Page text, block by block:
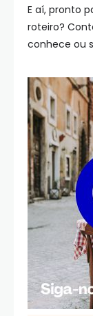
E aí, pronto
roteiro?
conhece ou